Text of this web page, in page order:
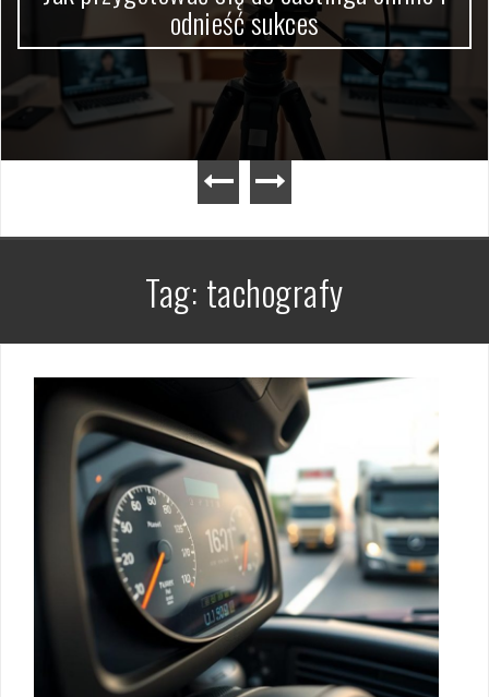
odnieść sukces
Tag: tachografy